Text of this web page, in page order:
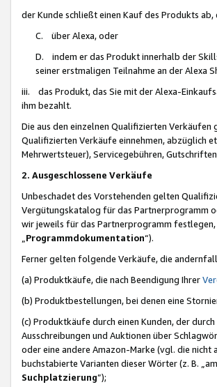
der Kunde schließt einen Kauf des Produkts
C. über Alexa, oder
D. indem er das Produkt innerhalb der
seiner erstmaligen Teilnahme an der Alexa
iii. das Produkt, das Sie mit der Alexa-
ihm bezahlt.
Die aus den einzelnen Qualifizierten Verkäufen
Qualifizierten Verkäufe einnehmen, abzüglich
Mehrwertsteuer), Servicegebühren,
2. Ausgeschlossene Verkäufe
Unbeschadet des Vorstehenden gelten
Vergütungskatalog für das Partnerprogramm
wir jeweils für das Partnerprogramm
Programmdokumentation“).
Ferner gelten folgende Verkäufe, die
(a) Produktkäufe, die nach Beendigung Ihrer
(b) Produktbestellungen, bei denen eine
(c) Produktkäufe durch einen Kunden, der
Ausschreibungen und Auktionen über
oder eine andere Amazon-Marke (vgl. die nicht
buchstabierte Varianten dieser Wörter (z. B.
Suchplatzierung”);